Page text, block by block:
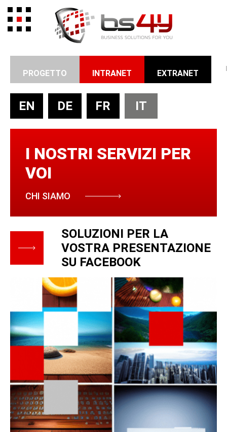
PROGETTO INTRANET EXTRANET
I NOSTRI SERVIZI PER
VOI
CHI SIAMO
EN DE FR IT
SOLUZIONI PER LA
VOSTRA PRESENTAZIONE
SU FACEBOOK